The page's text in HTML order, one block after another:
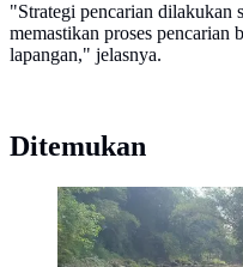
"Strategi pencarian dilakukan
memastikan proses
lapangan," jelasnya.
Ditemukan
Operasi pencarian
yang hilang di area
Sukabumi, berakhir